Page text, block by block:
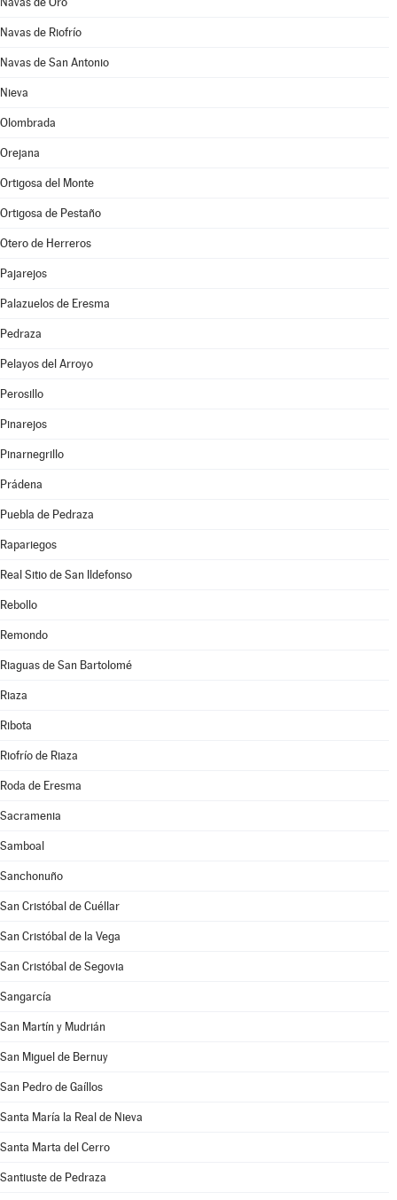
Navas de Riofrío
Navas de San Antonio
Nieva
Olombrada
Orejana
Ortigosa del Monte
Ortigosa de Pestaño
Otero de Herreros
Pajarejos
Palazuelos de Eresma
Pedraza
Pelayos del Arroyo
Perosillo
Pinarejos
Pinarnegrillo
Prádena
Puebla de Pedraza
Rapariegos
Real Sitio de San Ildefonso
Rebollo
Remondo
Riaguas de San Bartolomé
Riaza
Ribota
Riofrío de Riaza
Roda de Eresma
Sacramenia
Samboal
Sanchonuño
San Cristóbal de Cuéllar
San Cristóbal de la Vega
San Cristóbal de Segovia
Sangarcía
San Martín y Mudrián
San Miguel de Bernuy
San Pedro de Gaíllos
Santa María la Real de Nieva
Santa Marta del Cerro
Santiuste de Pedraza